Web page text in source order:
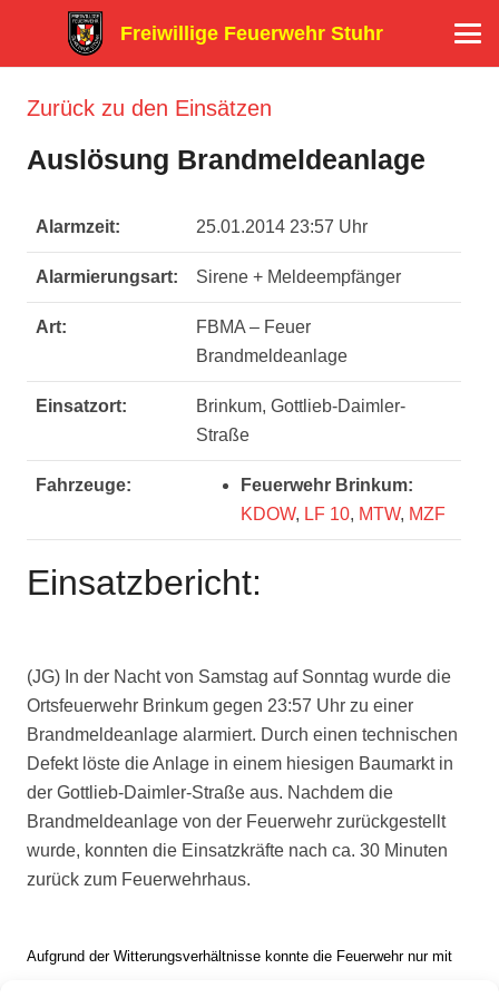
Freiwillige Feuerwehr Stuhr
Zurück zu den Einsätzen
Auslösung Brandmeldeanlage
Alarmzeit: 25.01.2014 23:57 Uhr
Alarmierungsart: Sirene + Meldeempfänger
Art:
FBMA – Feuer
Brandmeldeanlage
Einsatzort:
Brinkum, Gottlieb-Daimler-
Straße
Fahrzeuge:
Feuerwehr Brinkum:
KDOW, LF 10, MTW, MZF
Einsatzbericht:
(JG) In der Nacht von Samstag auf Sonntag wurde die
Ortsfeuerwehr Brinkum gegen 23:57 Uhr zu einer
Brandmeldeanlage alarmiert. Durch einen technischen
Defekt löste die Anlage in einem hiesigen Baumarkt in
der Gottlieb-Daimler-Straße aus. Nachdem die
Brandmeldeanlage von der Feuerwehr zurückgestellt
wurde, konnten die Einsatzkräfte nach ca. 30 Minuten
zurück zum Feuerwehrhaus.
Aufgrund der Witterungsverhältnisse konnte die Feuerwehr nur mit